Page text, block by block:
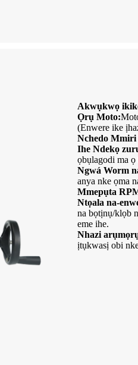
Akwụkwọ
Ọrụ Moto:
(Enwere ike
Nchedo
Ihe Ndekọ
ọbụlagodi ma
Ngwá Worm
anya nke ọma
Mmepụta
Ntọala na-
na bọtịnụ/klọb
eme ihe.
Nhazi
ịtụkwasị obi